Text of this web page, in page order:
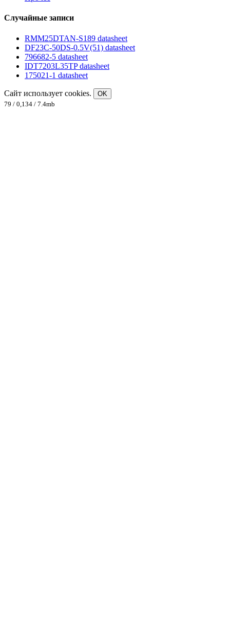
Случайные записи
RMM25DTAN-S189 datasheet
DF23C-50DS-0.5V(51) datasheet
796682-5 datasheet
IDT7203L35TP datasheet
175021-1 datasheet
Сайт использует cookies.
OK
79 / 0,134 / 7.4mb